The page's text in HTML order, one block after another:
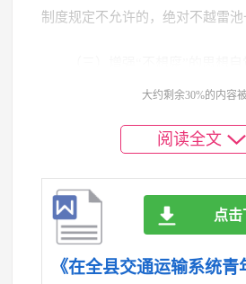
制度规定不允许的，绝对不越雷池
化的决定性因素。廉洁从政最根本
部要注重加强自身道德修养，传承
艰苦奋斗的优良传统，自觉践行
观，以高尚的道德情操引领交通行
是要常思贪欲之害。要时刻算好人
账、名誉账、家庭账、亲情账、自
大约剩余30%的内容
阅读全文
点击